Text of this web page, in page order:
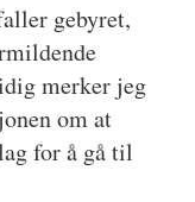
gebyret,
merker jeg
om at
for å gå til